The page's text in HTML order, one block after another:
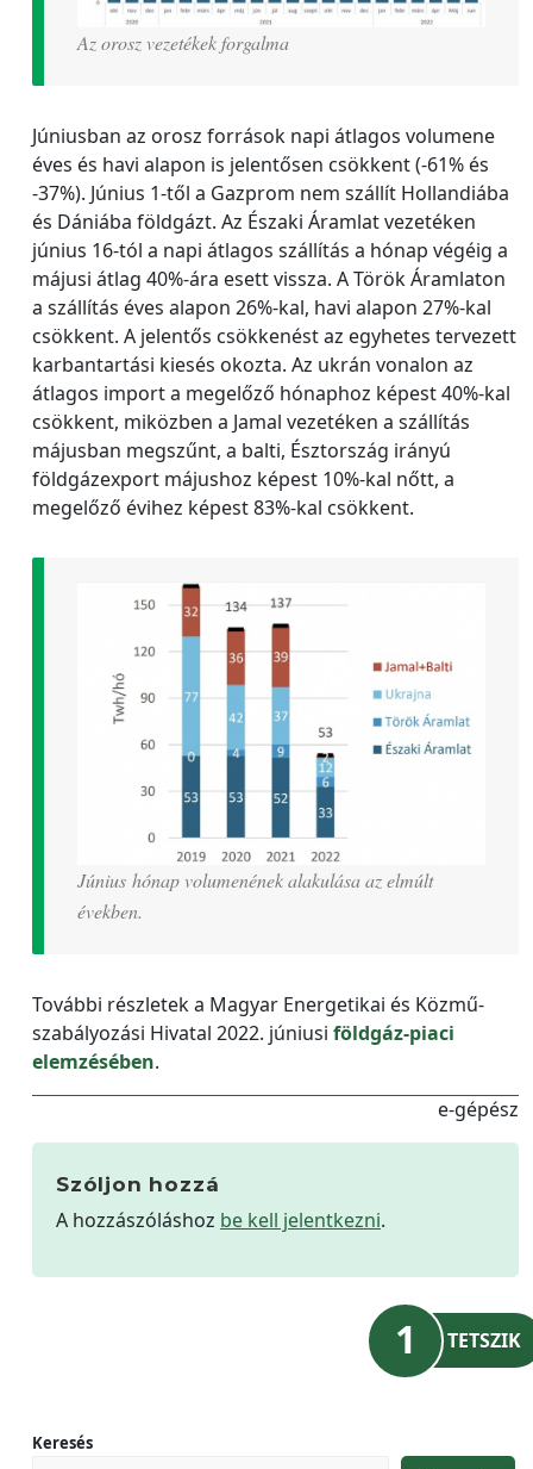
Az orosz vezetékek forgalma
Júniusban az orosz források napi átlagos volumene
éves és havi alapon is jelentősen csökkent (-61% és
-37%). Június 1-től a Gazprom nem szállít Hollandiába
és Dániába földgázt. Az Északi Áramlat vezetéken
június 16-tól a napi átlagos szállítás a hónap végéig a
májusi átlag 40%-ára esett vissza. A Török Áramlaton
a szállítás éves alapon 26%-kal, havi alapon 27%-kal
csökkent. A jelentős csökkenést az egyhetes tervezett
karbantartási kiesés okozta. Az ukrán vonalon az
átlagos import a megelőző hónaphoz képest 40%-kal
csökkent, miközben a Jamal vezetéken a szállítás
májusban megszűnt, a balti, Észtország irányú
földgázexport májushoz képest 10%-kal nőtt, a
megelőző évihez képest 83%-kal csökkent.
Június hónap volumenének alakulása az elmúlt
években.
További részletek a Magyar Energetikai és Közmű-
szabályozási Hivatal 2022. júniusi földgáz-piaci
elemzésében.
e-gépész
Szóljon hozzá
A hozzászóláshoz be kell jelentkezni.
1 TETSZIK
Keresés